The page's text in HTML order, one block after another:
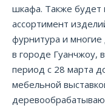
шкафа. Также будет
ассортимент
фурнитура и многие
в городе Гуанчжоу,
период с 28 марта
мебельной